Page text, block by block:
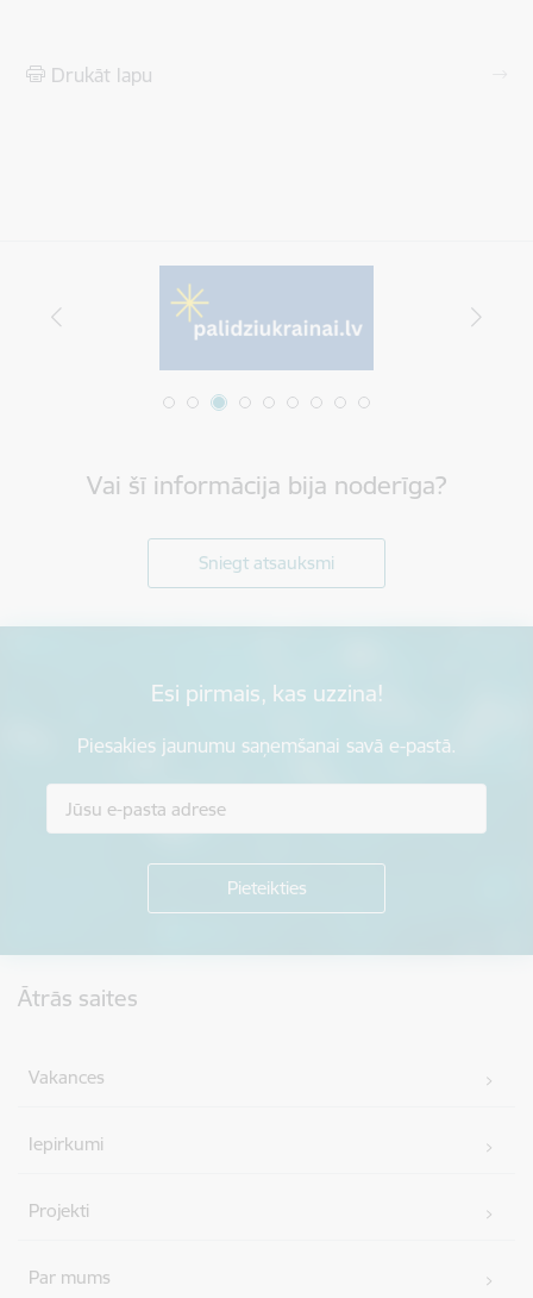
Drukāt lapu
Vai šī informācija bija noderīga?
Sniegt atsauksmi
Esi pirmais, kas uzzina!
Piesakies jaunumu saņemšanai savā e-pastā.
Ātrās saites
Vakances
Iepirkumi
Projekti
Par mums